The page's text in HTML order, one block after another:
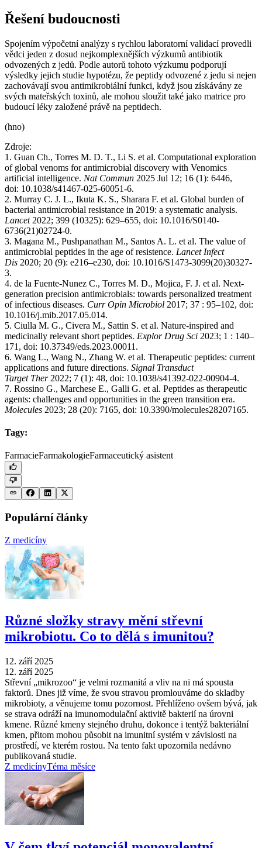
Řešení budoucnosti
Spojením výpočetní analýzy s rychlou laboratorní validací provedli
vědci jeden z dosud nejkomplexnějších výzkumů antibiotik
odvozených z jedů. Podle autorů tohoto výzkumu podporují
výsledky jejich studie hypotézu, že peptidy odvozené z jedu si nejen
zachovávají svou antimikrobiální funkci, když jsou získávány ze
svých mateřských toxinů, ale mohou sloužit také jako matrice pro
budoucí léky založené právě na peptidech.
(hno)
Zdroje:
1. Guan Ch., Torres M. D. T., Li S. et al. Computational exploration
of global venoms for antimicrobial discovery with Venomics
artificial intelligence. Nat Commun 2025 Jul 12; 16 (1): 6446,
doi: 10.1038/s41467-025-60051-6.
2. Murray C. J. L., Ikuta K. S., Sharara F. et al. Global burden of
bacterial antimicrobial resistance in 2019: a systematic analysis.
Lancet2022; 399 (10325): 629–655, doi: 10.1016/S0140-
6736(21)02724-0.
3. Magana M., Pushpanathan M., Santos A. L. et al. The value of
antimicrobial peptides in the age of resistence. Lancet Infect
Dis 2020; 20 (9): e216–e230, doi: 10.1016/S1473-3099(20)30327-
3.
4. de la Fuente-Nunez C., Torres M. D., Mojica, F. J. et al. Next-
generation precision antimicrobials: towards personalized treatment
of infectious diseases. Curr Opin Microbiol 2017; 37 : 95–102, doi:
10.1016/j.mib.2017.05.014.
5. Ciulla M. G., Civera M., Sattin S. et al. Nature-inspired and
medicinally relevant short peptides. Explor Drug Sci 2023; 1 : 140–
171, doi: 10.37349/eds.2023.00011.
6. Wang L., Wang N., Zhang W. et al. Therapeutic peptides: current
applications and future directions. Signal Transduct
Target Ther2022; 7 (1): 48, doi: 10.1038/s41392-022-00904-4.
7. Rossino G., Marchese E., Galli G. et al. Peptides as therapeutic
agents: challenges and opportunities in the green transition era.
Molecules 2023; 28 (20): 7165, doi: 10.3390/molecules28207165.
Tagy:
FarmacieFarmakologieFarmaceutický asistent
Populární články
Z medicíny
Různé složky stravy mění střevní
mikrobiotu. Co to dělá s imunitou?
12. září 2025
12. září 2025
Střevní „mikrozoo“ je velmi rozmanitá a vliv na ni má spousta
faktorů. Dnes již víme, že svou stravou promlouváme do skladby
mikrobioty, a věnujeme tomu pozornost. Přehlíženo ovšem bývá, jak
se strava odráží na imunomodulační aktivitě bakterií na úrovni
kmene. Různé kmeny stejného druhu, dokonce i tentýž bakteriální
kmen, přitom mohou působit na imunitní systém v závislosti na
prostředí, ve kterém rostou. Na tento fakt upozornila nedávno
publikovaná studie.
Z medicínyTéma měsíce